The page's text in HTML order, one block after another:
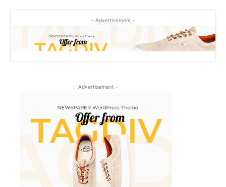
- Advertisement -
- Advertisement -